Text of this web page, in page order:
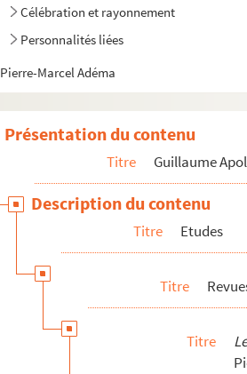
Célébration et rayonnement
Personnalités liées
Pierre-Marcel Adéma
Présentation du contenu
Titre Guillaume
Description du contenu
Titre Etudes
Titre
Titre